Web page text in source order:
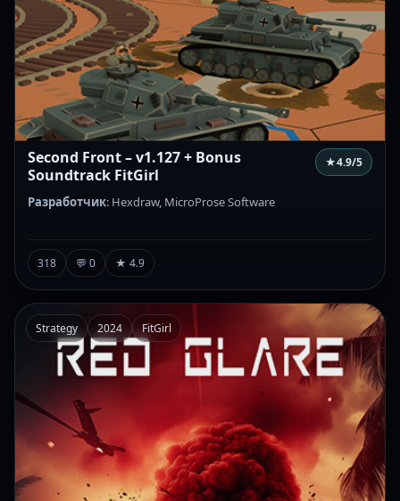
Second Front – v1.127 + Bonus
Soundtrack FitGirl
★4.9/5
Разработчик: Hexdraw, MicroProse Software
318 💬 0 ★ 4.9
Strategy 2024 FitGirl